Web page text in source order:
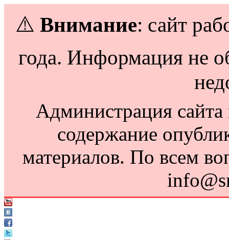
⚠️ Внимание: сайт
года. Информация не
Администрация сайта
содержание
материалов. По всем